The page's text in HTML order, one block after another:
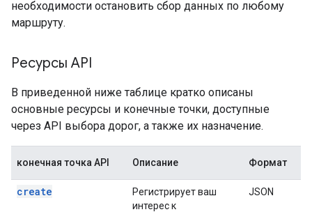
необходимости остановить сбор данных по любому
маршруту.
Ресурсы API
В приведенной ниже таблице кратко описаны
основные ресурсы и конечные точки, доступные
через API выбора дорог, а также их назначение.
конечная точка API Описание Формат
create
Регистрирует ваш
интерес к
JSON